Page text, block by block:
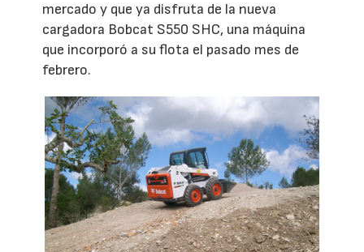
mercado y que ya disfruta de la nueva
cargadora Bobcat S550 SHC, una máquina
que incorporó a su flota el pasado mes de
febrero.